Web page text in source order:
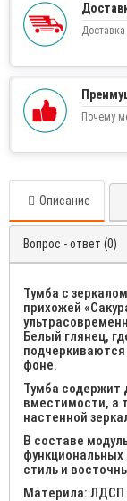
Почему
Описание
Вопрос - ответ (0)
Тумба с
прихожей
Белый глянец,
фоне.
Тумба
вместимости, а
настенной
В составе
функциональных
стиль и
Материла: ЛДСП